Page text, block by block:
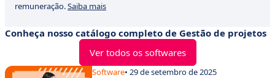
remuneração.Saiba mais
Conheça nosso catálogo completo de Gestão de projetos
Ver todos os softwares
Software• 29 de setembro de 2025